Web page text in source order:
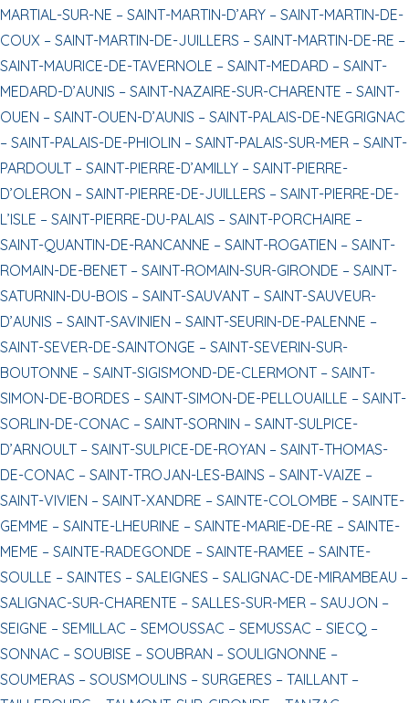
MARTIAL-SUR-NE – SAINT-MARTIN-D’ARY – SAINT-MARTIN-DE-
COUX – SAINT-MARTIN-DE-JUILLERS – SAINT-MARTIN-DE-RE –
SAINT-MAURICE-DE-TAVERNOLE – SAINT-MEDARD – SAINT-
MEDARD-D’AUNIS – SAINT-NAZAIRE-SUR-CHARENTE – SAINT-
OUEN – SAINT-OUEN-D’AUNIS – SAINT-PALAIS-DE-NEGRIGNAC
– SAINT-PALAIS-DE-PHIOLIN – SAINT-PALAIS-SUR-MER – SAINT-
PARDOULT – SAINT-PIERRE-D’AMILLY – SAINT-PIERRE-
D’OLERON – SAINT-PIERRE-DE-JUILLERS – SAINT-PIERRE-DE-
L’ISLE – SAINT-PIERRE-DU-PALAIS – SAINT-PORCHAIRE –
SAINT-QUANTIN-DE-RANCANNE – SAINT-ROGATIEN – SAINT-
ROMAIN-DE-BENET – SAINT-ROMAIN-SUR-GIRONDE – SAINT-
SATURNIN-DU-BOIS – SAINT-SAUVANT – SAINT-SAUVEUR-
D’AUNIS – SAINT-SAVINIEN – SAINT-SEURIN-DE-PALENNE –
SAINT-SEVER-DE-SAINTONGE – SAINT-SEVERIN-SUR-
BOUTONNE – SAINT-SIGISMOND-DE-CLERMONT – SAINT-
SIMON-DE-BORDES – SAINT-SIMON-DE-PELLOUAILLE – SAINT-
SORLIN-DE-CONAC – SAINT-SORNIN – SAINT-SULPICE-
D’ARNOULT – SAINT-SULPICE-DE-ROYAN – SAINT-THOMAS-
DE-CONAC – SAINT-TROJAN-LES-BAINS – SAINT-VAIZE –
SAINT-VIVIEN – SAINT-XANDRE – SAINTE-COLOMBE – SAINTE-
GEMME – SAINTE-LHEURINE – SAINTE-MARIE-DE-RE – SAINTE-
MEME – SAINTE-RADEGONDE – SAINTE-RAMEE – SAINTE-
SOULLE – SAINTES – SALEIGNES – SALIGNAC-DE-MIRAMBEAU –
SALIGNAC-SUR-CHARENTE – SALLES-SUR-MER – SAUJON –
SEIGNE – SEMILLAC – SEMOUSSAC – SEMUSSAC – SIECQ –
SONNAC – SOUBISE – SOUBRAN – SOULIGNONNE –
SOUMERAS – SOUSMOULINS – SURGERES – TAILLANT –